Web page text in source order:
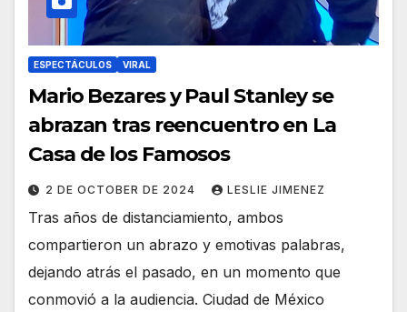
ESPECTÁCULOS VIRAL
Mario Bezares y Paul Stanley se
abrazan tras reencuentro en La
Casa de los Famosos
2 DE OCTOBER DE 2024 LESLIE JIMENEZ
Tras años de distanciamiento, ambos
compartieron un abrazo y emotivas palabras,
dejando atrás el pasado, en un momento que
conmovió a la audiencia. Ciudad de México